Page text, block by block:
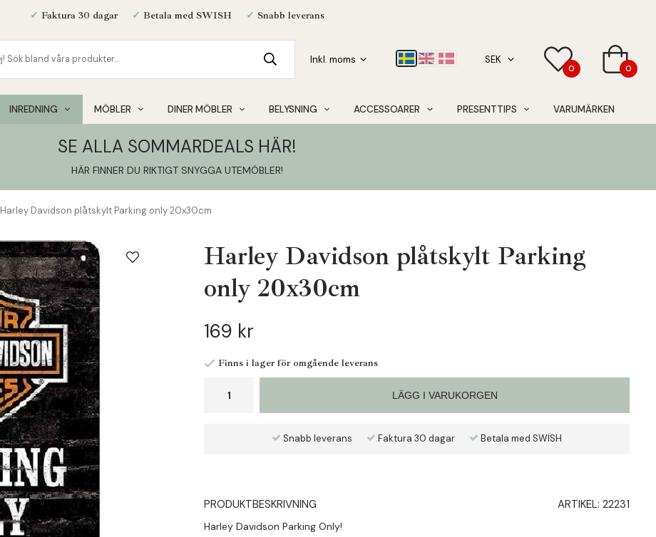
✓ Faktura 30 dagar ✓ Betala med SWISH ✓ Snabb leverans
0 0
INREDNING MÖBLER DINER MÖBLER BELYSNING ACCESSOARER PRESENTTIPS VARUMÄRKEN
SE ALLA SOMMARDEALS HÄR!
HÄR FINNER DU RIKTIGT SNYGGA UTEMÖBLER!
Harley Davidson plåtskylt Parking only 20x30cm
Harley Davidson plåtskylt Parking
only 20x30cm
169 kr
Finns i lager för omgående leverans
LÄGG I VARUKORGEN
Snabb leverans Faktura 30 dagar Betala med SWISH
PRODUKTBESKRIVNING ARTIKEL: 22231
Harley Davidson Parking Only!